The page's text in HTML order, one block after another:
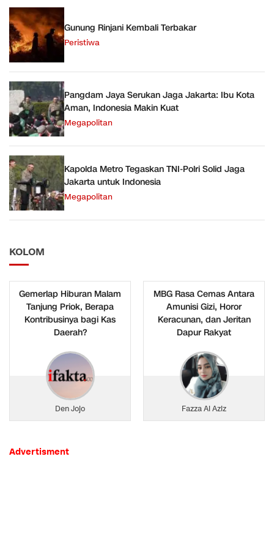
Gunung Rinjani Kembali Terbakar
Peristiwa
Pangdam Jaya Serukan Jaga Jakarta: Ibu Kota
Aman, Indonesia Makin Kuat
Megapolitan
Kapolda Metro Tegaskan TNI-Polri Solid Jaga
Jakarta untuk Indonesia
Megapolitan
KOLOM
Gemerlap Hiburan Malam
Tanjung Priok, Berapa
Kontribusinya bagi Kas
Daerah?
Den Jojo
MBG Rasa Cemas Antara
Amunisi Gizi, Horor
Keracunan, dan Jeritan
Dapur Rakyat
Fazza Al Aziz
Advertisment